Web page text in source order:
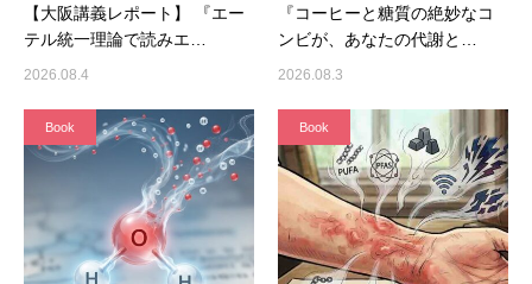
【大阪講義レポート】 『エー
テル統一理論で読みエ…
2026.08.4
『コーヒーと糖質の絶妙なコ
ンビが、あなたの代謝と…
2026.08.3
Book Book